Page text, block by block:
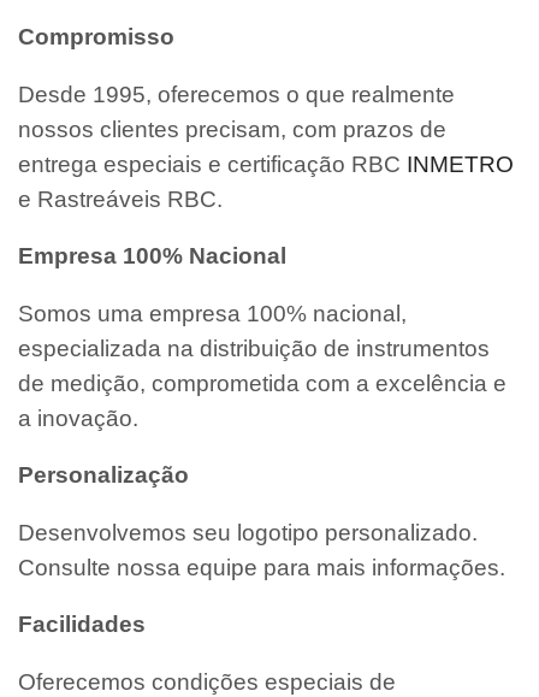
Compromisso
Desde 1995, oferecemos o que realmente
nossos clientes precisam, com prazos de
entrega especiais e certificação RBC INMETRO
e Rastreáveis RBC.
Empresa 100% Nacional
Somos uma empresa 100% nacional,
especializada na distribuição de instrumentos
de medição, comprometida com a excelência e
a inovação.
Personalização
Desenvolvemos seu logotipo personalizado.
Consulte nossa equipe para mais informações.
Facilidades
Oferecemos condições especiais de